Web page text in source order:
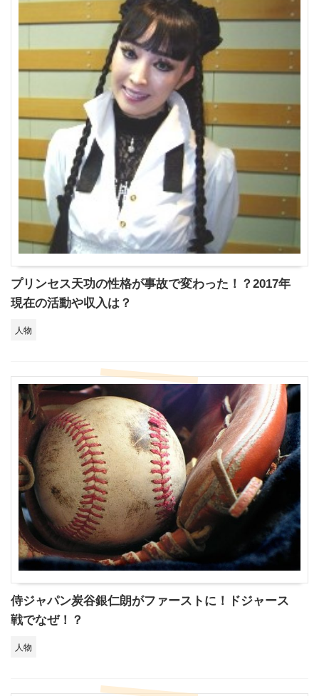
プリンセス天功の性格が事故で変わった！？2017年
現在の活動や収入は？
人物
侍ジャパン炭谷銀仁朗がファーストに！ドジャース
戦でなぜ！？
人物